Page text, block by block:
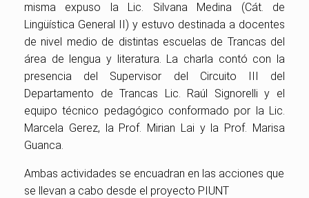
misma expuso la Lic. Silvana Medina (Cát. de
Lingüística General II) y estuvo destinada a docentes
de nivel medio de distintas escuelas de Trancas del
área de lengua y literatura. La charla contó con la
presencia del Supervisor del Circuito III del
Departamento de Trancas Lic. Raúl Signorelli y el
equipo técnico pedagógico conformado por la Lic.
Marcela Gerez, la Prof. Mirian Lai y la Prof. Marisa
Guanca.
Ambas actividades se encuadran en las acciones que
se llevan a cabo desde el proyecto PIUNT